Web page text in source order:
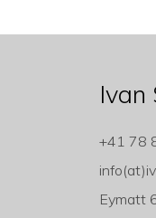
Ivan
+41 78
Eymatt